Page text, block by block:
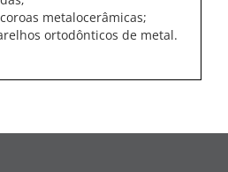
metalocerâmicas;
ortodônticos de metal.